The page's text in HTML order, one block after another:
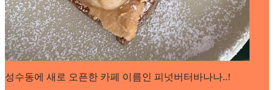
성수동에 새로 오픈한 카페 이름인 피넛버터바나나..!